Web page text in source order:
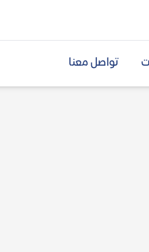
تواصل معنا